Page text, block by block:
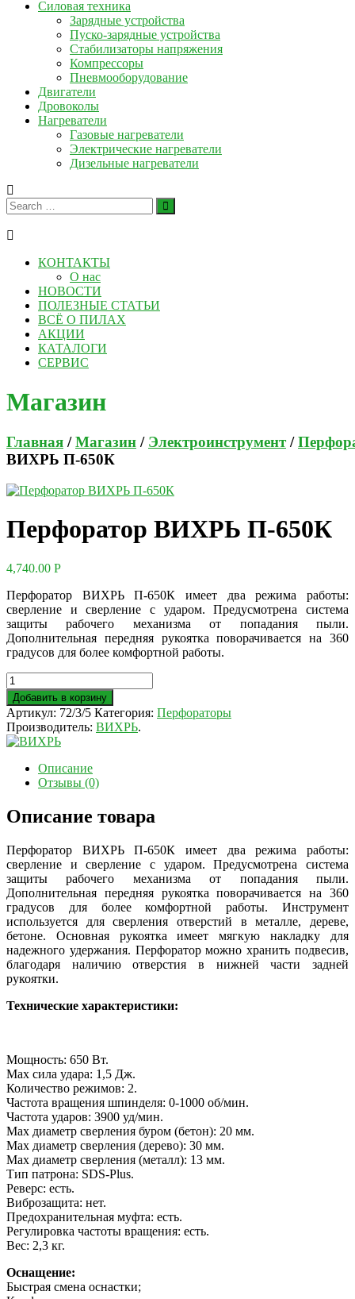
Силовая техника
Зарядные устройства
Пуско-зарядные устройства
Стабилизаторы напряжения
Компрессоры
Пневмооборудование
Двигатели
Дровоколы
Нагреватели
Газовые нагреватели
Электрические нагреватели
Дизельные нагреватели
КОНТАКТЫ
О нас
НОВОСТИ
ПОЛЕЗНЫЕ СТАТЬИ
ВСЁ О ПИЛАХ
АКЦИИ
КАТАЛОГИ
СЕРВИС
Магазин
Главная /Магазин / Электроинструмент /
ВИХРЬ П-650К
Перфоратор ВИХРЬ П-650К
4,740.00 Р
Перфоратор ВИХРЬ П-650К имеет два режима работы:
сверление и сверление с ударом. Предусмотрена система
защиты рабочего механизма от попадания пыли.
Дополнительная передняя рукоятка поворачивается на 360
градусов для более комфортной работы.
Добавить в корзину
Артикул: 72/3/5 Категория: Перфораторы
Производитель: ВИХРЬ.
Описание
Отзывы (0)
Описание товара
Перфоратор ВИХРЬ П-650К имеет два режима работы:
сверление и сверление с ударом. Предусмотрена система
защиты рабочего механизма от попадания пыли.
Дополнительная передняя рукоятка поворачивается на 360
градусов для более комфортной работы. Инструмент
используется для сверления отверстий в металле, дереве,
бетоне. Основная рукоятка имеет мягкую накладку для
надежного удержания. Перфоратор можно хранить подвесив,
благодаря наличию отверстия в нижней части задней
рукоятки.
Технические характеристики:
Мощность: 650 Вт.
Max сила удара: 1,5 Дж.
Количество режимов: 2.
Частота вращения шпинделя: 0-1000 об/мин.
Частота ударов: 3900 уд/мин.
Max диаметр сверления буром (бетон): 20 мм.
Мах диаметр сверления (дерево): 30 мм.
Max диаметр сверления (металл): 13 мм.
Тип патрона: SDS-Plus.
Реверс: есть.
Виброзащита: нет.
Предохранительная муфта: есть.
Регулировка частоты вращения: есть.
Вес: 2,3 кг.
Оснащение:
Быстрая смена оснастки;